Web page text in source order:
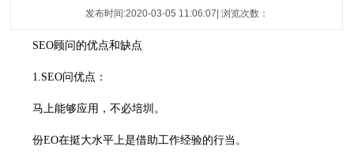
发布时间:2020-03-05 11:06:07| 浏览次数：
SEO顾问 的优点和缺点
1.SEO问优点：
马上能够应用，不必培圳。
份EO在挺大水平上是借助工作经验的行当。